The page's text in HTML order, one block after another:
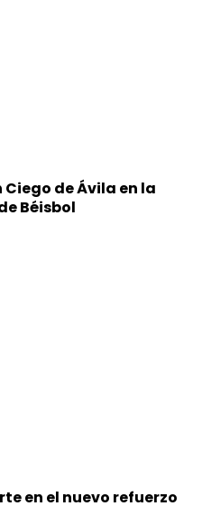
de Ávila en la
Béisbol
en el nuevo refuerzo